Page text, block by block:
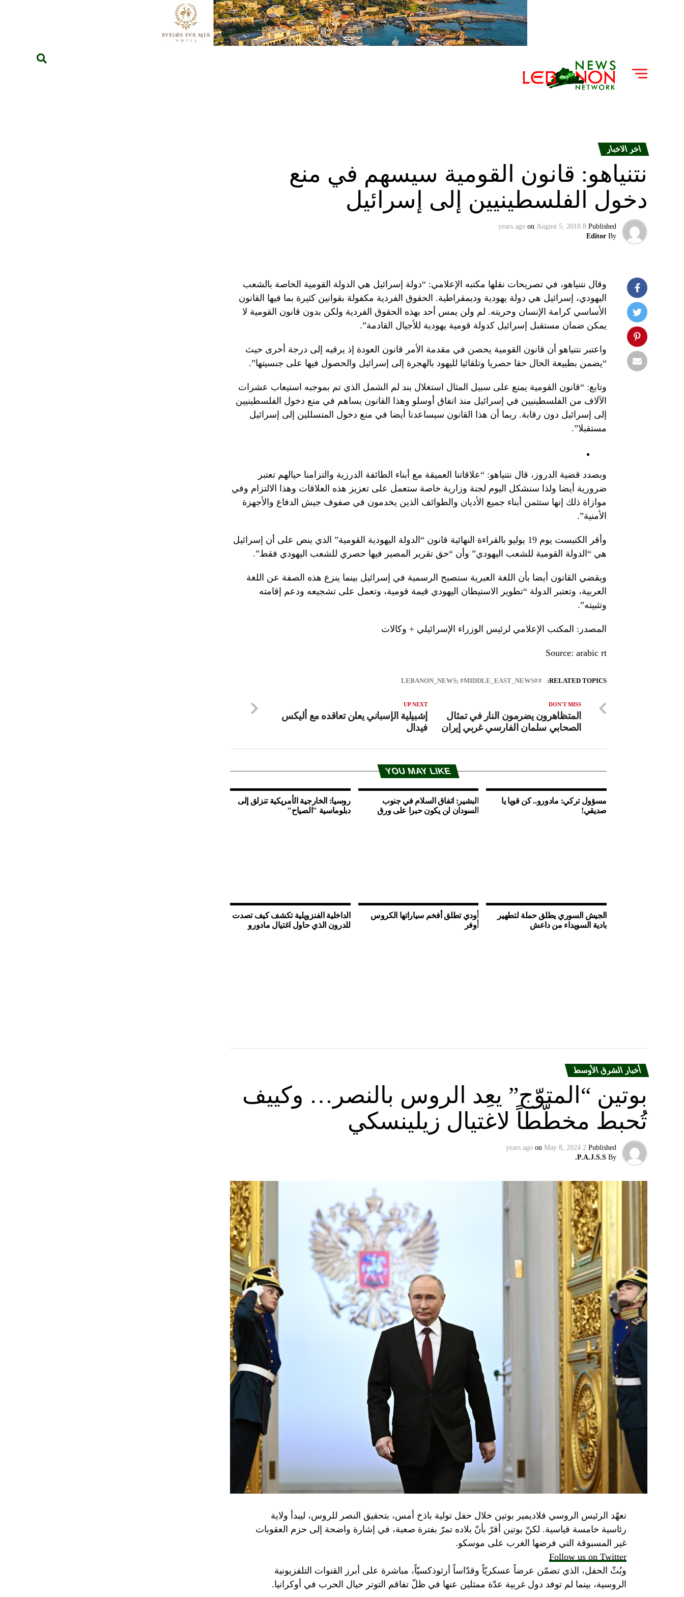
اخر الاخبار
نتنياهو: قانون القومية سيسهم في منع
دخول الفلسطينيين إلى إسرائيل
Published
8 years ago
on August 5, 2018
By
Editor
وقال نتنياهو، في تصريحات نقلها مكتبه الإعلامي: “دولة إسرائيل هي الدولة القومية الخاصة بالشعب
اليهودي، إسرائيل هي دولة يهودية وديمقراطية. الحقوق الفردية مكفولة بقوانين كثيرة بما فيها القانون
الأساسي كرامة الإنسان وحريته. لم ولن يمس أحد بهذه الحقوق الفردية ولكن بدون قانون القومية لا
يمكن ضمان مستقبل إسرائيل كدولة قومية يهودية للأجيال القادمة”.
واعتبر نتنياهو أن قانون القومية يحصن في مقدمة الأمر قانون العودة إذ يرقيه إلى درجة أخرى حيث
“يضمن بطبيعة الحال حقا حصريا وتلقائيا لليهود بالهجرة إلى إسرائيل والحصول فيها على جنسيتها”.
وتابع: “قانون القومية يمنع على سبيل المثال استغلال بند لم الشمل الذي تم بموجبه استيعاب عشرات
الآلاف من الفلسطينيين في إسرائيل منذ اتفاق أوسلو وهذا القانون يساهم في منع دخول الفلسطينيين
إلى إسرائيل دون رقابة. ربما أن هذا القانون سيساعدنا أيضا في منع دخول المتسللين إلى إسرائيل
مستقبلا”.
وبصدد قضية الدروز، قال نتنياهو: “علاقاتنا العميقة مع أبناء الطائفة الدرزية والتزامنا حيالهم تعتبر
ضرورية أيضا ولذا سنشكل اليوم لجنة وزارية خاصة ستعمل على تعزيز هذه العلاقات وهذا الالتزام وفي
موازاة ذلك إنها ستثمن أبناء جميع الأديان والطوائف الذين يخدمون في صفوف جيش الدفاع والأجهزة
الأمنية”.
وأقر الكنيست يوم 19 يوليو بالقراءة النهائية قانون “الدولة اليهودية القومية” الذي ينص على أن إسرائيل
هي “الدولة القومية للشعب اليهودي” وأن “حق تقرير المصير فيها حصري للشعب اليهودي فقط”.
ويقضي القانون أيضا بأن اللغة العبرية ستصبح الرسمية في إسرائيل بينما ينزع هذه الصفة عن اللغة
العربية، وتعتبر الدولة “تطوير الاستيطان اليهودي قيمة قومية، وتعمل على تشجيعه ودعم إقامته
وتثبيته”.
المصدر: المكتب الإعلامي لرئيس الوزراء الإسرائيلي + وكالات
Source: arabic rt
RELATED TOPICS:
#LEBANON_NEWS; #MIDDLE_EAST_NEWS
UP NEXT
إشبيلية الإسباني يعلن تعاقده مع أليكس
فيدال
DON'T MISS
المتظاهرون يضرمون النار في تمثال
الصحابي سلمان الفارسي غربي إيران
YOU MAY LIKE
مسؤول تركي: مادورو.. كن قويا يا
صديقي!
البشير: اتفاق السلام في جنوب
السودان لن يكون حبرا على ورق
روسيا: الخارجية الأمريكية تنزلق إلى
دبلوماسية "الصياح"
الجيش السوري يطلق حملة لتطهير
بادية السويداء من داعش
أودي تطلق أفخم سياراتها الكروس
أوفر
الداخلية الفنزويلية تكشف كيف تصدت
للدرون الذي حاول اغتيال مادورو
أخبار الشرق الأوسط
بوتين “المتوّج” يعِد الروس بالنصر… وكييف
تُحبط مخطّطاً لاغتيال زيلينسكي
Published
2 years ago
on May 8, 2024
By
P.A.J.S.S.
تعهّد الرئيس الروسي فلاديمير بوتين خلال حفل تولية باذخ أمس، بتحقيق النصر للروس، ليبدأ ولاية
رئاسية خامسة قياسية. لكنّ بوتين أقرّ بأنّ بلاده تمرّ بفترة صعبة، في إشارة واضحة إلى حزم العقوبات
غير المسبوقة التي فرضها الغرب على موسكو.
Follow us on Twitter
وبُثّ الحفل، الذي تضمّن عرضاً عسكريّاً وقدّاساً أرثوذكسيّاً، مباشرة على أبرز القنوات التلفزيونية
الروسية، بينما لم توفد دول غربية عدّة ممثلين عنها في ظلّ تفاقم التوتر حيال الحرب في أوكرانيا.